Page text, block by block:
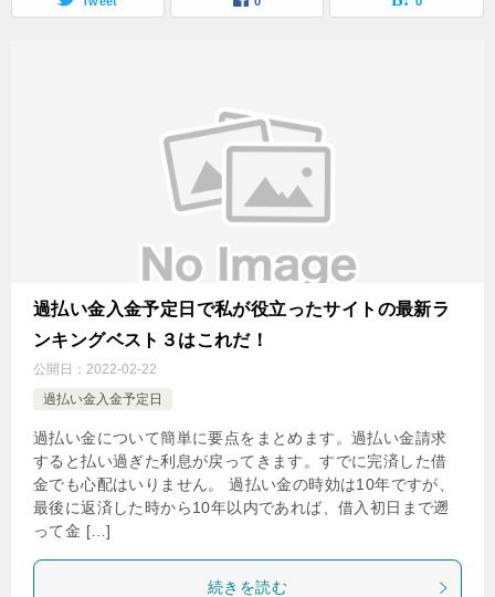
過払い金入金予定日で私が役立ったサイトの最新ラ
ンキングベスト３はこれだ！
公開日： 2022-02-22
過払い金入金予定日
過払い金について簡単に要点をまとめます。過払い金請求
すると払い過ぎた利息が戻ってきます。すでに完済した借
金でも心配はいりません。 過払い金の時効は10年ですが、
最後に返済した時から10年以内であれば、借入初日まで遡
って金 […]
続きを読む